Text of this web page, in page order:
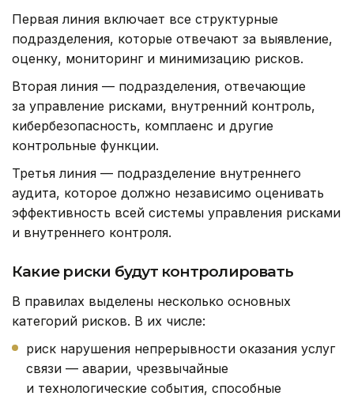
Первая линия включает все структурные
подразделения, которые отвечают за выявление,
оценку, мониторинг и минимизацию рисков.
Вторая линия — подразделения, отвечающие
за управление рисками, внутренний контроль,
кибербезопасность, комплаенс и другие
контрольные функции.
Третья линия — подразделение внутреннего
аудита, которое должно независимо оценивать
эффективность всей системы управления рисками
и внутреннего контроля.
Какие риски будут контролировать
В правилах выделены несколько основных
категорий рисков. В их числе:
риск нарушения непрерывности оказания услуг
связи — аварии, чрезвычайные
и технологические события, способные